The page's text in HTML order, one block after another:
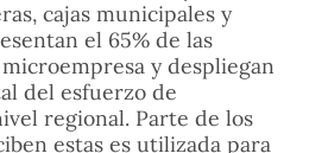
cajas municipales y
el 65% de las
y despliegan
del esfuerzo de
regional. Parte de los
estas es utilizada para